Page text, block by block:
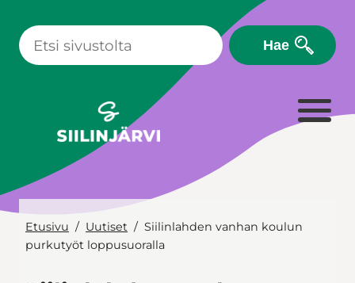
sisältöön
Hae
Etusivu Uutiset
Siilinlahden vanhan koulun
purkutyöt loppusuoralla